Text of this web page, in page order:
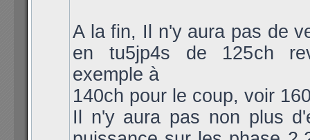
A la fin, Il n'y aura pas de
en tu5jp4s de 125ch
exemple à
140ch pour le coup, voir
Il n'y aura pas non plus